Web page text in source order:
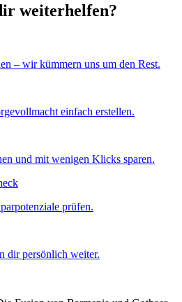
weiterhelfen?
– wir kümmern uns um den Rest.
einfach erstellen.
und mit wenigen Klicks sparen.
prüfen.
dir persönlich weiter.